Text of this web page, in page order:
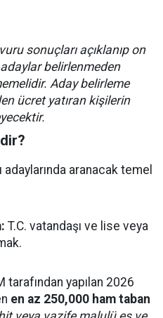
sonuçları açıklanıp on
belirlenmeden
Aday belirleme
ücret yatıran kişilerin
aranacak temel
T.C. vatandaşı ve lise veya
tarafından yapılan 2026
en az 250,000 ham taban